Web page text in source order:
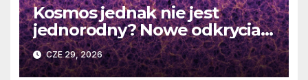
Kosmos jednak nie jest
jednorodny? Nowe odkrycia
DESI burzą fundamentalne
zasady kosmologii
CZE 29, 2026